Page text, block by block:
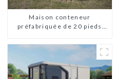
Maison conteneur
préfabriquée de 20 pieds
mobiles chinoises
modernes à 2 chambres